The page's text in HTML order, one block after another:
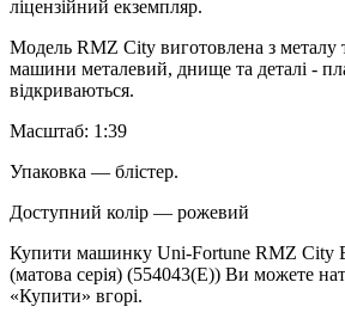
ліцензійний екземпляр.
Модель RMZ City виготовлена ​​з металу
машини металевий, днище та деталі -
відкриваються.
Масштаб: 1:39
Упаковка — блістер.
Доступний колір — рожевий
Купити машинку Uni-Fortune RMZ City
(матова серія) (554043(E)) Ви можете
«Купити» вгорі.